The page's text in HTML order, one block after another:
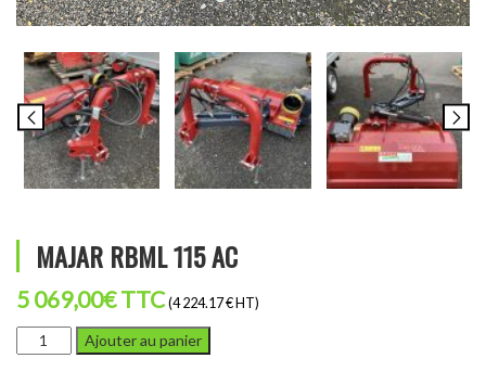
MAJAR RBML 115 AC
5 069,00€TTC (4 224.17 € HT)
quantité
de
Ajouter au panier